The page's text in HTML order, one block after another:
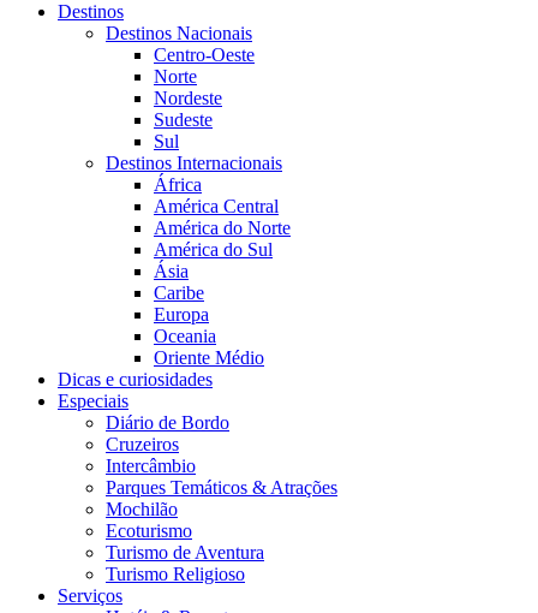
Destinos
Destinos Nacionais
Centro-Oeste
Norte
Nordeste
Sudeste
Sul
Destinos Internacionais
África
América Central
América do Norte
América do Sul
Ásia
Caribe
Europa
Oceania
Oriente Médio
Dicas e curiosidades
Especiais
Diário de Bordo
Cruzeiros
Intercâmbio
Parques Temáticos & Atrações
Mochilão
Ecoturismo
Turismo de Aventura
Turismo Religioso
Serviços